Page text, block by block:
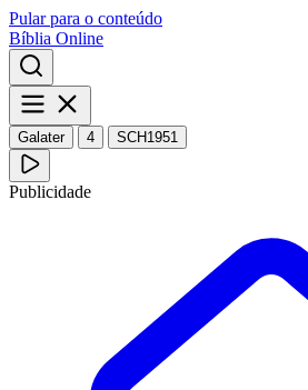
Pular para o conteúdo
Bíblia Online
Galater 4 SCH1951
Publicidade